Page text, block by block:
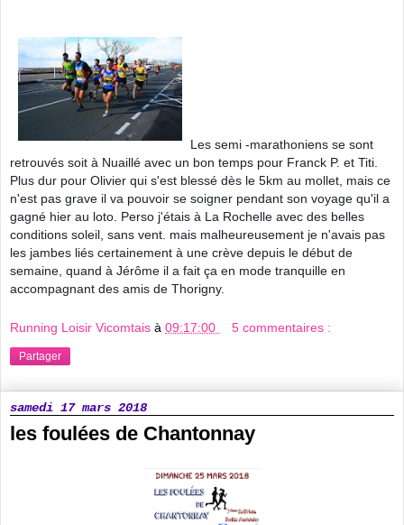
Les semi -marathoniens se sont
retrouvés soit à Nuaillé avec un bon temps pour Franck P. et Titi.
Plus dur pour Olivier qui s'est blessé dès le 5km au mollet, mais ce
n'est pas grave il va pouvoir se soigner pendant son voyage qu'il a
gagné hier au loto. Perso j'étais à La Rochelle avec des belles
conditions soleil, sans vent. mais malheureusement je n'avais pas
les jambes liés certainement à une crève depuis le début de
semaine, quand à Jérôme il a fait ça en mode tranquille en
accompagnant des amis de Thorigny.
Running Loisir Vicomtais à 09:17:00 5 commentaires :
Partager
samedi 17 mars 2018
les foulées de Chantonnay